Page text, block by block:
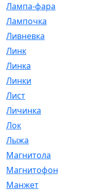
Лампа-фара
Лампочка
Ливневка
Линк
Линка
Линки
Лист
Личинка
Лок
Лыжа
Магнитола
Магнитофон
Манжет